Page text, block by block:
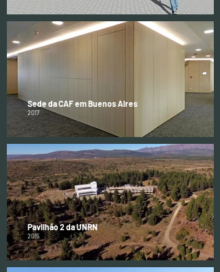
Sede da CAF em Buenos Aires
2017
Pavilhão 2 da UNRN
2015